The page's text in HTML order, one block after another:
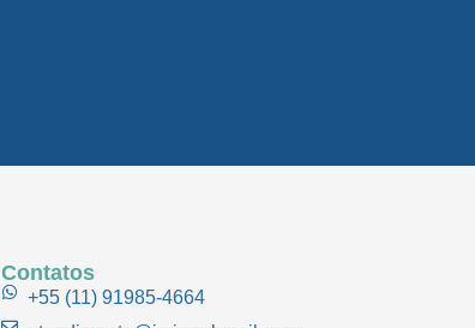
Contatos
+55 (11) 91985-4664